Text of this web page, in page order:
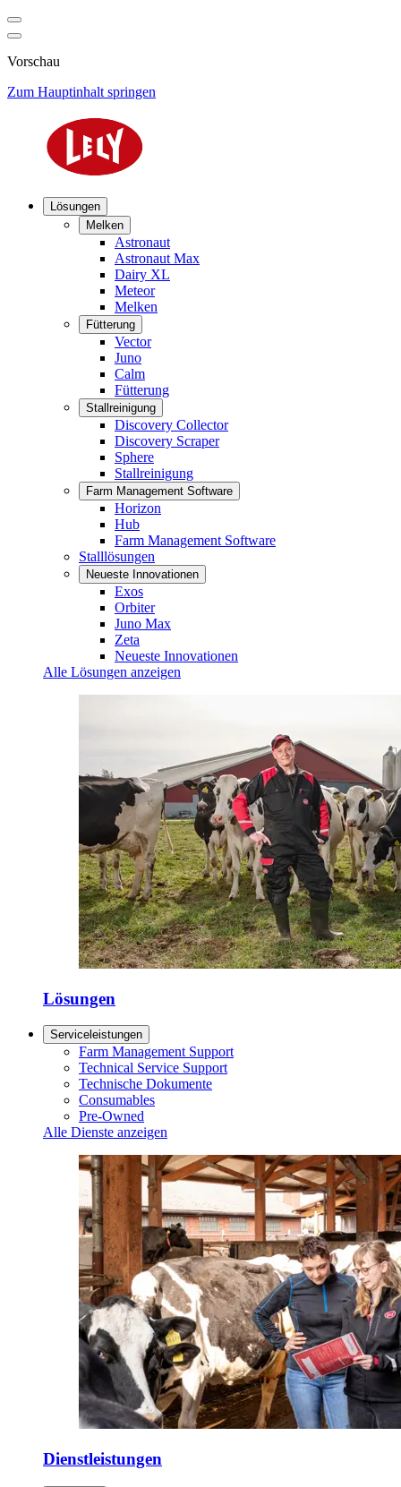
Vorschau
Zum Hauptinhalt springen
Lösungen
Melken
Astronaut
Astronaut Max
Dairy XL
Meteor
Melken
Fütterung
Vector
Juno
Calm
Fütterung
Stallreinigung
Discovery Collector
Discovery Scraper
Sphere
Stallreinigung
Farm Management Software
Horizon
Hub
Farm Management Software
Stalllösungen
Neueste Innovationen
Exos
Orbiter
Juno Max
Zeta
Neueste Innovationen
Alle Lösungen anzeigen
Lösungen
Serviceleistungen
Farm Management Support
Technical Service Support
Technische Dokumente
Consumables
Pre-Owned
Alle Dienste anzeigen
Dienstleistungen